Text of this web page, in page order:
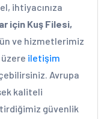
ihtiyacınıza
için Kuş Filesi,
ve hizmetlerimiz
iletişim
Avrupa
kaliteli
güvenlik